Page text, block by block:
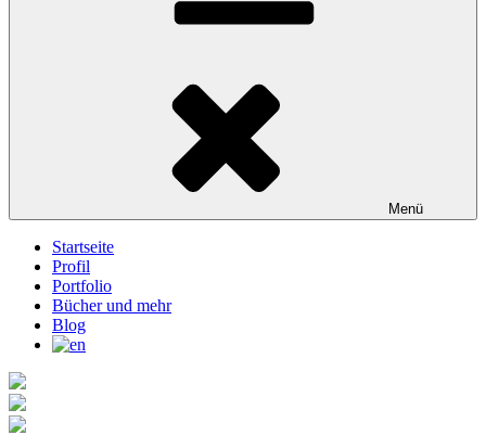
Menü
Startseite
Profil
Portfolio
Bücher und mehr
Blog